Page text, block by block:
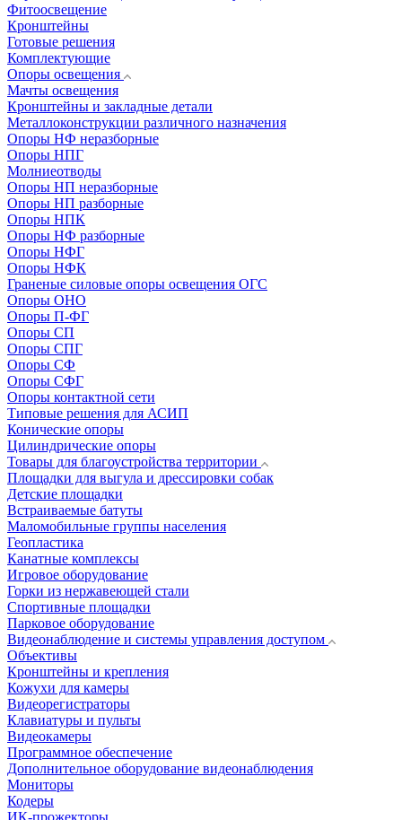
Фитоосвещение
Кронштейны
Готовые решения
Комплектующие
Опоры освещения
Мачты освещения
Кронштейны и закладные детали
Металлоконструкции различного назначения
Опоры НФ неразборные
Опоры НПГ
Молниеотводы
Опоры НП неразборные
Опоры НП разборные
Опоры НПК
Опоры НФ разборные
Опоры НФГ
Опоры НФК
Граненые силовые опоры освещения ОГС
Опоры ОНО
Опоры П-ФГ
Опоры СП
Опоры СПГ
Опоры СФ
Опоры СФГ
Опоры контактной сети
Типовые решения для АСИП
Конические опоры
Цилиндрические опоры
Товары для благоустройства территории
Площадки для выгула и дрессировки собак
Детские площадки
Встраиваемые батуты
Маломобильные группы населения
Геопластика
Канатные комплексы
Игровое оборудование
Горки из нержавеющей стали
Спортивные площадки
Парковое оборудование
Видеонаблюдение и системы управления доступом
Объективы
Кронштейны и крепления
Кожухи для камеры
Видеорегистраторы
Клавиатуры и пульты
Видеокамеры
Программное обеспечение
Дополнительное оборудование видеонаблюдения
Мониторы
Кодеры
ИК-прожекторы